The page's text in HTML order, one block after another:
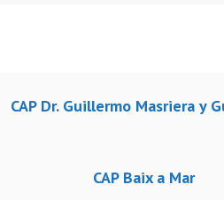
CAP Dr. Guillermo Masriera y
CAP Baix a Mar